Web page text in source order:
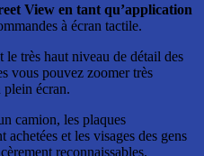
View en tant qu’application
à écran tactile.
le très haut niveau de détail des
vous pouvez zoomer très
plein écran.
camion, les plaques
et les visages des gens
reconnaissables.